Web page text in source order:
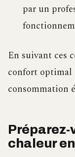
par un
En suivant ces
confort
consommation
chaleur